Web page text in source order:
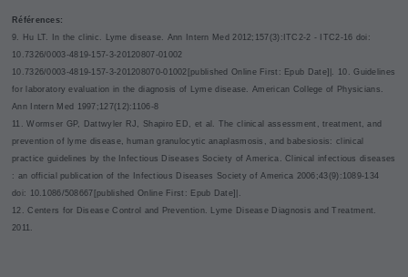
Références:
9. Hu LT. In the clinic. Lyme disease. Ann Intern Med 2012;157(3):ITC2-2 - ITC2-16 doi:
10.7326/0003-4819-157-3-20120807-01002
10.7326/0003-4819-157-3-201208070-01002[published Online First: Epub Date]|. 10. Guidelines
for laboratory evaluation in the diagnosis of Lyme disease. American College of Physicians.
Ann Intern Med 1997;127(12):1106-8
11. Wormser GP, Dattwyler RJ, Shapiro ED, et al. The clinical assessment, treatment, and
prevention of lyme disease, human granulocytic anaplasmosis, and babesiosis: clinical
practice guidelines by the Infectious Diseases Society of America. Clinical infectious diseases
: an official publication of the Infectious Diseases Society of America 2006;43(9):1089-134
doi: 10.1086/508667[published Online First: Epub Date]|.
12. Centers for Disease Control and Prevention. Lyme Disease Diagnosis and Treatment.
2011.